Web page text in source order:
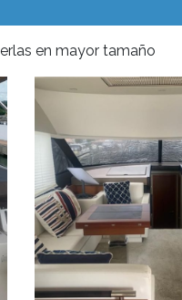
en mayor tamaño